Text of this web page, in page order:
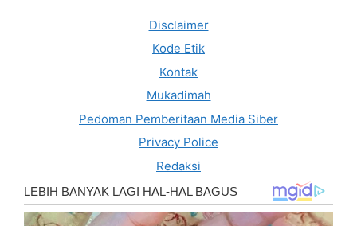
Disclaimer
Kode Etik
Kontak
Mukadimah
Pedoman Pemberitaan Media Siber
Privacy Police
Redaksi